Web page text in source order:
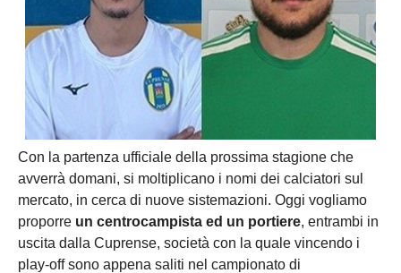
Con la partenza ufficiale della prossima stagione che
avverrà domani, si moltiplicano i nomi dei calciatori sul
mercato, in cerca di nuove sistemazioni. Oggi vogliamo
proporre un centrocampista ed un portiere, entrambi in
uscita dalla Cuprense, società con la quale vincendo i
play-off sono appena saliti nel campionato di